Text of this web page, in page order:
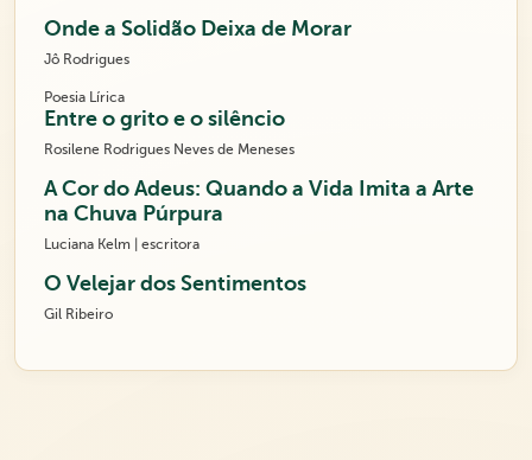
Onde a Solidão Deixa de Morar
Jô Rodrigues
Poesia Lírica
Entre o grito e o silêncio
Rosilene Rodrigues Neves de Meneses
A Cor do Adeus: Quando a Vida Imita a Arte
na Chuva Púrpura
Luciana Kelm | escritora
O Velejar dos Sentimentos
Gil Ribeiro